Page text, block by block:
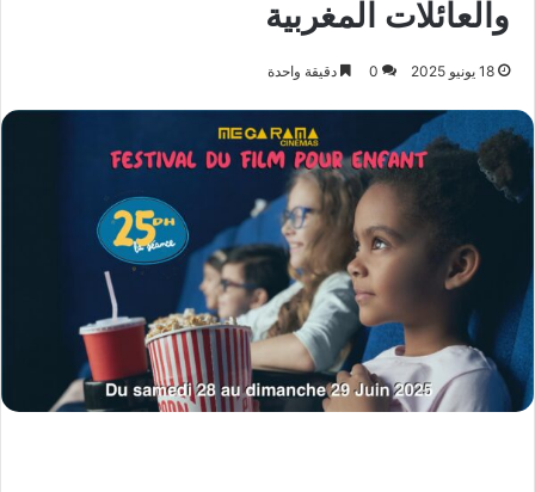
والعائلات المغربية
18 يونيو 2025 0 دقيقة واحدة